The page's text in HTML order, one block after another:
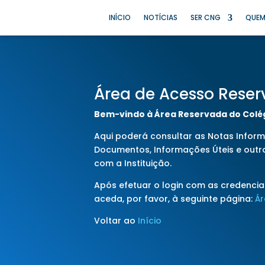
INÍCIO NOTÍCIAS SER CNG
Área de Acesso
Bem-vindo à Área Reservada do
Aqui poderá consultar as Notas
Documentos, Informações Úteis e
com a Instituição.
Após efetuar o login com as
aceda, por favor, à seguinte página:
Voltar ao Início